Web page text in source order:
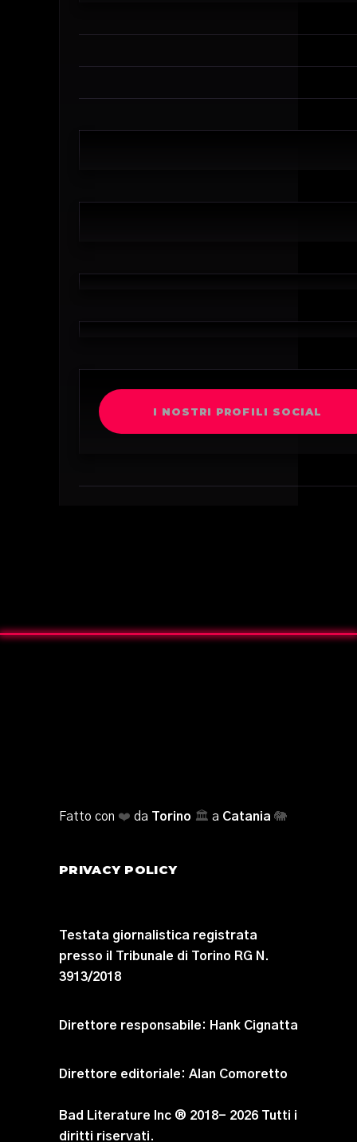
I NOSTRI PROFILI SOCIAL
Fatto con ❤️ da Torino 🏛️ a Catania 🐘
PRIVACY POLICY
Testata giornalistica registrata
presso il Tribunale di Torino RG N.
3913/2018
Direttore responsabile: Hank Cignatta
Direttore editoriale: Alan Comoretto
Bad Literature Inc ® 2018- 2026 Tutti i
diritti riservati.